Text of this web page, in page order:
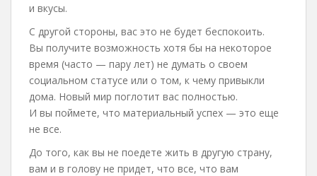
и вкусы.
С другой стороны, вас это не будет беспокоить.
Вы получите возможность хотя бы на некоторое
время (часто — пару лет) не думать о своем
социальном статусе или о том, к чему привыкли
дома. Новый мир поглотит вас полностью.
И вы поймете, что материальный успех — это еще
не все.
До того, как вы не поедете жить в другую страну,
вам и в голову не придет, что все, что вам